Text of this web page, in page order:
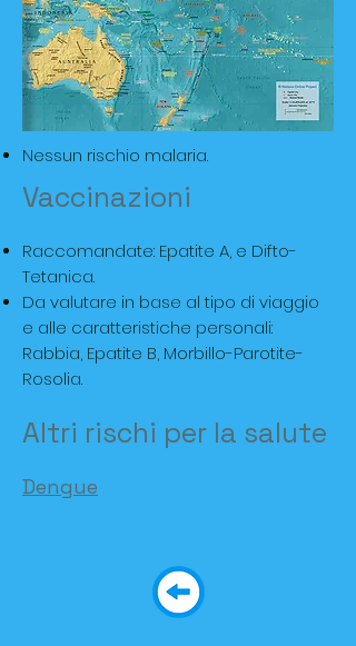
Nessun rischio malaria.
Vaccinazioni
Raccomandate: Epatite A, e Difto-
Tetanica.
Da valutare in base al tipo di viaggio
e alle caratteristiche personali:
Rabbia, Epatite B, Morbillo-Parotite-
Rosolia.
Altri rischi per la salute
Dengue